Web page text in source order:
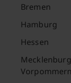
Bremen
Hamburg
Hessen
Vorpommern